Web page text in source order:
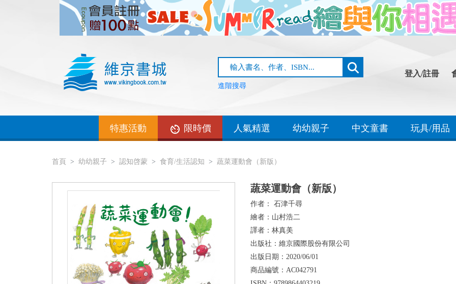
進階搜尋
登入/註冊
特惠活動 限時價 人氣精選 幼幼親子 中文童書 玩具/用品
首頁 幼幼親子 認知啓蒙 食育/生活認知 蔬菜運動會（新版）
蔬菜運動會（新版）
作者： 石津千尋
繪者： 山村浩二
譯者： 林真美
出版社： 維京國際股份有限公司
出版日期： 2020/06/01
商品編號： AC042791